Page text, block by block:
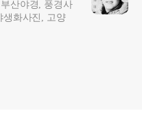
산야경, 풍경사
생화사진, 고양